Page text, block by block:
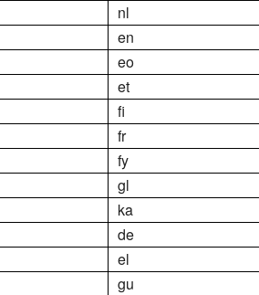
nl
en
eo
et
fi
fr
fy
gl
ka
de
el
gu